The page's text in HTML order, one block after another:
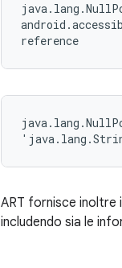
reference
ART fornisce inoltre
includendo sia le